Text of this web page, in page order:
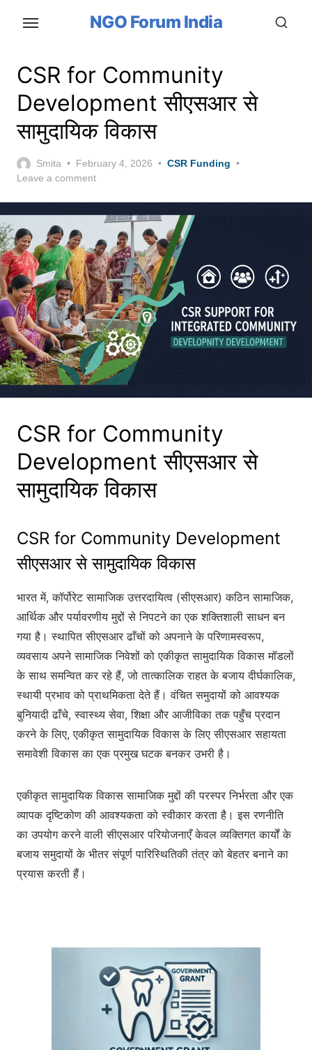
content
NGO Forum India
CSR for Community
Development सीएसआर से
सामुदायिक विकास
Smita
Posted
on
February 4, 2026
CSR Funding
Leave a comment
CSR for Community
Development सीएसआर से
सामुदायिक विकास
CSR for Community Development
सीएसआर से सामुदायिक विकास
भारत में, कॉर्पोरेट सामाजिक उत्तरदायित्व (सीएसआर) कठिन सामाजिक,
आर्थिक और पर्यावरणीय मुद्दों से निपटने का एक शक्तिशाली साधन बन
गया है। स्थापित सीएसआर ढाँचों को अपनाने के परिणामस्वरूप,
व्यवसाय अपने सामाजिक निवेशों को एकीकृत सामुदायिक विकास मॉडलों
के साथ समन्वित कर रहे हैं, जो तात्कालिक राहत के बजाय दीर्घकालिक,
स्थायी प्रभाव को प्राथमिकता देते हैं। वंचित समुदायों को आवश्यक
बुनियादी ढाँचे, स्वास्थ्य सेवा, शिक्षा और आजीविका तक पहुँच प्रदान
करने के लिए, एकीकृत सामुदायिक विकास के लिए सीएसआर सहायता
समावेशी विकास का एक प्रमुख घटक बनकर उभरी है।
एकीकृत सामुदायिक विकास सामाजिक मुद्दों की परस्पर निर्भरता और एक
व्यापक दृष्टिकोण की आवश्यकता को स्वीकार करता है। इस रणनीति
का उपयोग करने वाली सीएसआर परियोजनाएँ केवल व्यक्तिगत कार्यों के
बजाय समुदायों के भीतर संपूर्ण पारिस्थितिकी तंत्र को बेहतर बनाने का
प्रयास करती हैं।